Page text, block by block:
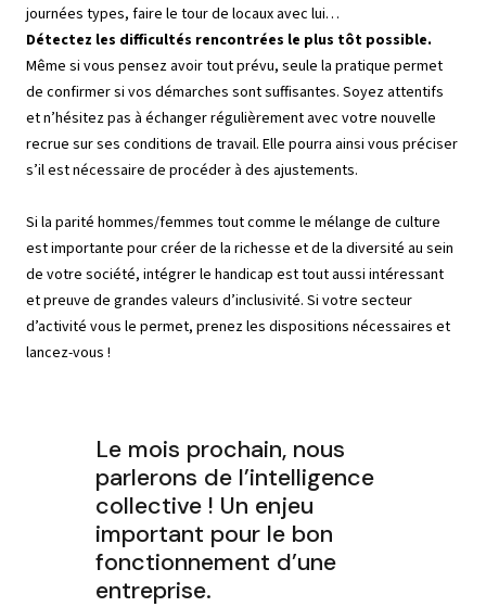
journées types, faire le tour de locaux avec lui…
Détectez les difficultés rencontrées le plus tôt possible.
Même si vous pensez avoir tout prévu, seule la pratique permet
de confirmer si vos démarches sont suffisantes. Soyez attentifs
et n’hésitez pas à échanger régulièrement avec votre nouvelle
recrue sur ses conditions de travail. Elle pourra ainsi vous préciser
s’il est nécessaire de procéder à des ajustements.
Si la parité hommes/femmes tout comme le mélange de culture
est importante pour créer de la richesse et de la diversité au sein
de votre société, intégrer le handicap est tout aussi intéressant
et preuve de grandes valeurs d’inclusivité. Si votre secteur
d’activité vous le permet, prenez les dispositions nécessaires et
lancez-vous !
Le mois prochain, nous
parlerons de l’intelligence
collective ! Un enjeu
important pour le bon
fonctionnement d’une
entreprise.